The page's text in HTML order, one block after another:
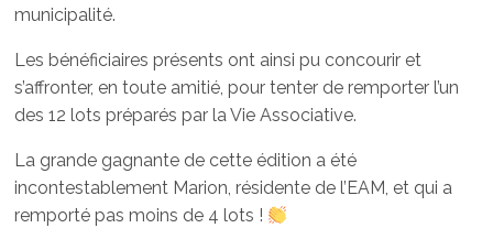
municipalité.
Les bénéficiaires présents ont ainsi pu concourir et
s’affronter, en toute amitié, pour tenter de remporter l’un
des 12 lots préparés par la Vie Associative.
La grande gagnante de cette édition a été
incontestablement Marion, résidente de l’EAM, et qui a
remporté pas moins de 4 lots !